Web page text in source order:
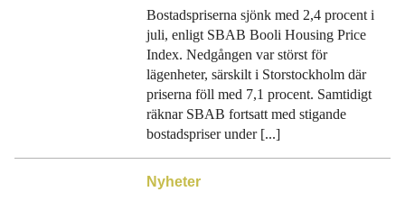
Bostadspriserna sjönk med 2,4 procent i
juli, enligt SBAB Booli Housing Price
Index. Nedgången var störst för
lägenheter, särskilt i Storstockholm där
priserna föll med 7,1 procent. Samtidigt
räknar SBAB fortsatt med stigande
bostadspriser under [...]
Nyheter